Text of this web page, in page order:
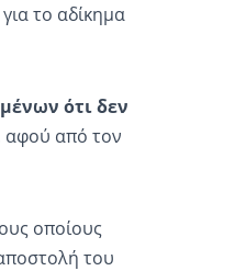
το αδίκημα
ότι δεν
αφού από τον
οποίους
του